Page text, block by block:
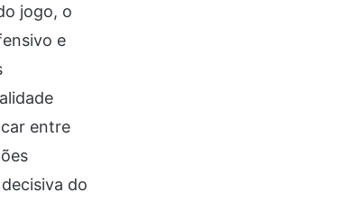
jogo, o
e
entre
do